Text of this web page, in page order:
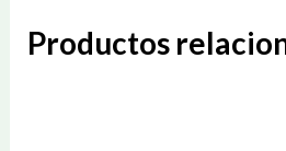
Productos